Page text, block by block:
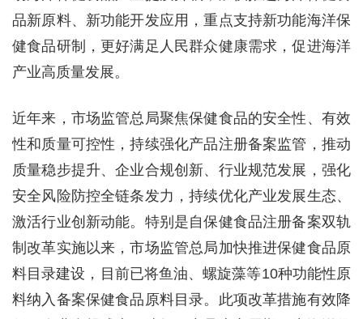
品新原料、新功能开发应用，重点支持新功能海洋保
健食品研制，更好满足人民群众健康需求，促进海洋
产业高质量发展。
近年来，市场监管总局聚焦保健食品的安全性、有效
性和质量可控性，持续强化产品注册备案监管，推动
质量稳步提升、企业合规创新、行业规范发展，强化
安全风险防控全链条发力，持续优化产业发展生态、
激活行业创新动能。特别是自保健食品注册备案双轨
制改革实施以来，市场监管总局加快推进保健食品原
料目录建设，目前已将鱼油、螺旋藻等10种功能性原
料纳入备案保健食品原料目录。此项改革措施有效降